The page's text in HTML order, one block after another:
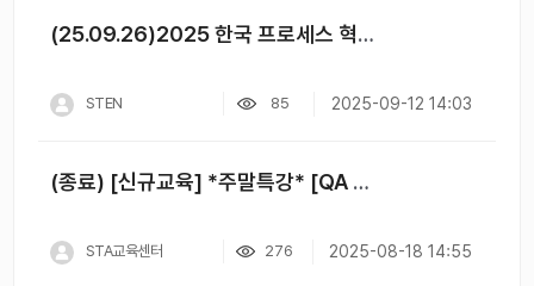
(25.09.26)2025 한국 프로세스 혁신 협회 세미나 "인사이트"
STEN 85 2025-09-12 14:03
(종료) [신규교육] *주말특강* [QA Engineering] 원데이 클래스
STA교육센터 276 2025-08-18 14:55